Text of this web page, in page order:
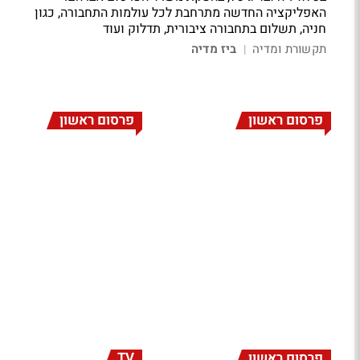
האפליקציה החדשה מתרחבת לכל עולמות התחבורה, כגון
חניה, תשלום בתחבורה ציבורית, תדלוק ועוד
תקשורת ומדיה | ביז מדיה
פרסום ראשון פרסום ראשון